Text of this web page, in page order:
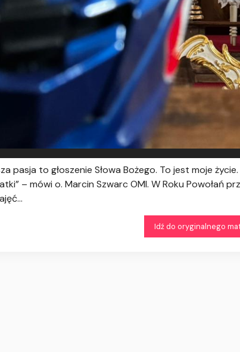
pasja to głoszenie Słowa Bożego. To jest moje
– mówi o. Marcin Szwarc OMI. W Roku Powołań
Idź do oryginalnego